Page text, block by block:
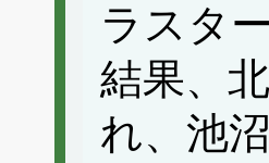
ラスタ
結果、
れ、池